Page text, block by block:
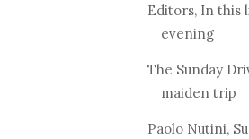
Editors, In this
evening
The Sunday
maiden trip
Paolo Nutini,